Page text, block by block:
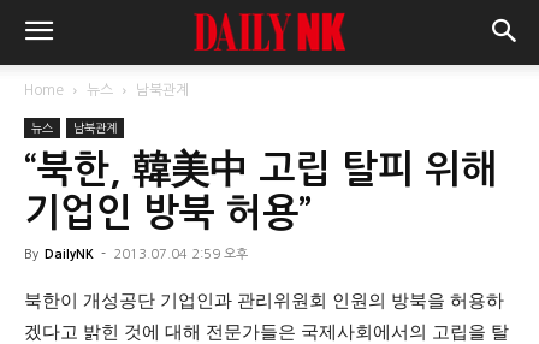
Home 뉴스 남북관계
뉴스 남북관계
“북한, 韓美中 고립 탈피 위해
기업인 방북 허용”
By DailyNK - 2013.07.04 2:59 오후
북한이 개성공단 기업인과 관리위원회 인원의 방북을 허용하
겠다고 밝힌 것에 대해 전문가들은 국제사회에서의 고립을 탈